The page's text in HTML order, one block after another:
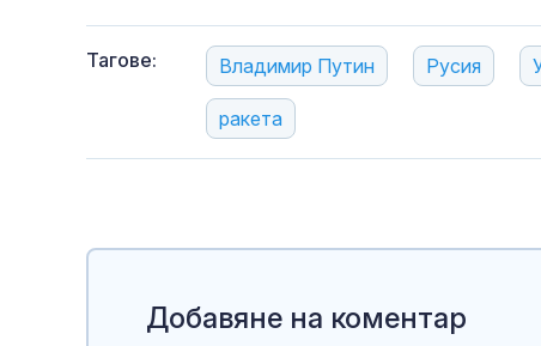
Тагове: Владимир Путин Русия
ракета
Добавяне на коментар